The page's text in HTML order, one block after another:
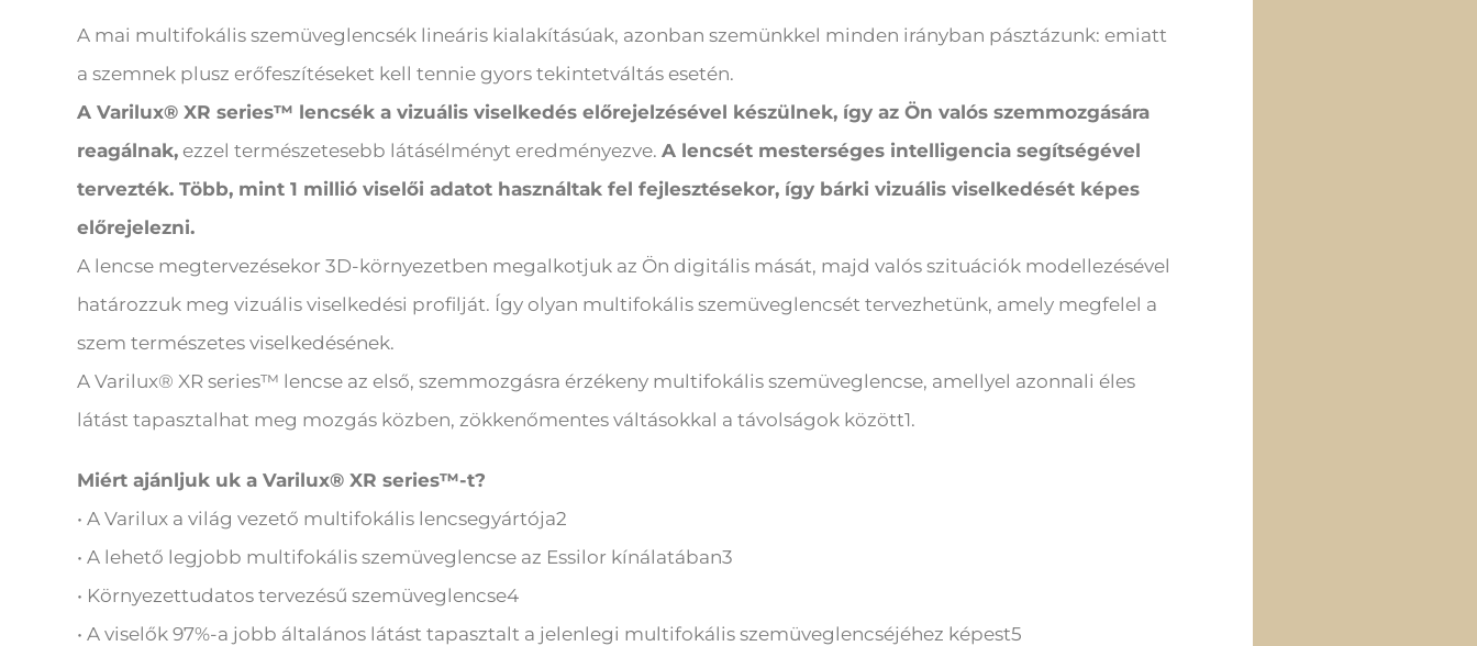
A mai multifokális szemüveglencsék lineáris kialakításúak, azonban szemünkkel minden irányban pásztázunk: emiatt
a szemnek plusz erőfeszítéseket kell tennie gyors tekintetváltás esetén.
A Varilux® XR series™ lencsék a vizuális viselkedés előrejelzésével készülnek, így az Ön valós szemmozgására
reagálnak, ezzel természetesebb látásélményt eredményezve. A lencsét mesterséges intelligencia segítségével
tervezték. Több, mint 1 millió viselői adatot használtak fel fejlesztésekor, így bárki vizuális viselkedését képes
előrejelezni.
A lencse megtervezésekor 3D-környezetben megalkotjuk az Ön digitális mását, majd valós szituációk modellezésével
határozzuk meg vizuális viselkedési profilját. Így olyan multifokális szemüveglencsét tervezhetünk, amely megfelel a
szem természetes viselkedésének.
A Varilux® XR series™ lencse az első, szemmozgásra érzékeny multifokális szemüveglencse, amellyel azonnali éles
látást tapasztalhat meg mozgás közben, zökkenőmentes váltásokkal a távolságok között1.
Miért ajánljuk uk a Varilux® XR series™-t?
• A Varilux a világ vezető multifokális lencsegyártója2
• A lehető legjobb multifokális szemüveglencse az Essilor kínálatában3
• Környezettudatos tervezésű szemüveglencse4
• A viselők 97%-a jobb általános látást tapasztalt a jelenlegi multifokális szemüveglencséjéhez képest5